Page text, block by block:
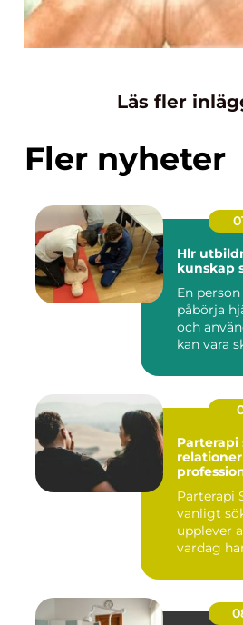
Läs fler
Fler nyheter
Hlr
kunskap
En
påbörja
och
kan vara
Parterapi
Parterapi
vanligt
upplever
vardag